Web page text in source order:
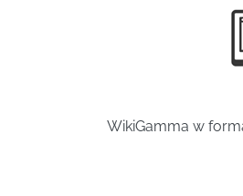
WikiGamma w